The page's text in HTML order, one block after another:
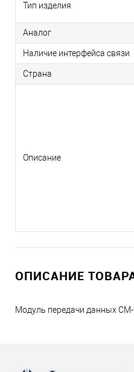
Тип изделия
Аналог
Наличие интерфейса связи
Страна
Описание
ОПИСАНИЕ
Модуль передачи данных